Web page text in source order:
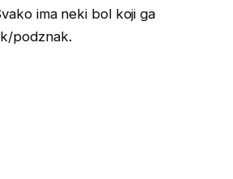
ima neki bol koji ga
podznak.